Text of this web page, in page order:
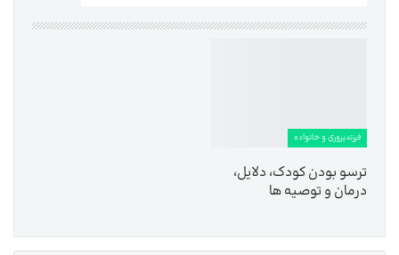
فرزندپروری و خانواده
ترسو بودن کودک، دلایل،
درمان و توصیه ها